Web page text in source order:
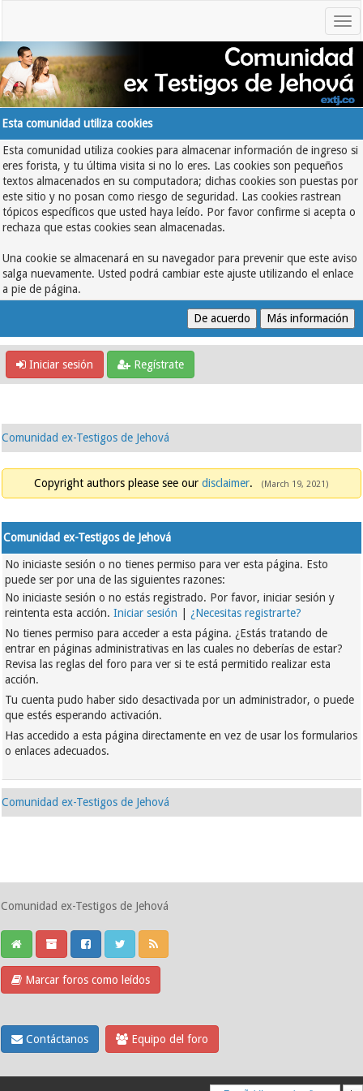
Esta comunidad utiliza cookies
Esta comunidad utiliza cookies para almacenar información de ingreso si
eres forista, y tu última visita si no lo eres. Las cookies son pequeños
textos almacenados en su computadora; dichas cookies son puestas por
este sitio y no posan como riesgo de seguridad. Las cookies rastrean
tópicos específicos que usted haya leído. Por favor confirme si acepta o
rechaza que estas cookies sean almacenadas.
Una cookie se almacenará en su navegador para prevenir que este aviso
salga nuevamente. Usted podrá cambiar este ajuste utilizando el enlace
a pie de página.
Iniciar sesión Regístrate
Comunidad ex-Testigos de Jehová
Copyright authors please see our disclaimer. (March 19, 2021)
Comunidad ex-Testigos de Jehová
No iniciaste sesión o no tienes permiso para ver esta página. Esto
puede ser por una de las siguientes razones:
No iniciaste sesión o no estás registrado. Por favor, iniciar sesión y
reintenta esta acción.Iniciar sesión |¿Necesitas registrarte?
No tienes permiso para acceder a esta página. ¿Estás tratando de
entrar en páginas administrativas en las cuales no deberías de estar?
Revisa las reglas del foro para ver si te está permitido realizar esta
acción.
Tu cuenta pudo haber sido desactivada por un administrador, o puede
que estés esperando activación.
Has accedido a esta página directamente en vez de usar los formularios
o enlaces adecuados.
Comunidad ex-Testigos de Jehová
Comunidad ex-Testigos de Jehová
Marcar foros como leídos
Contáctanos Equipo del foro